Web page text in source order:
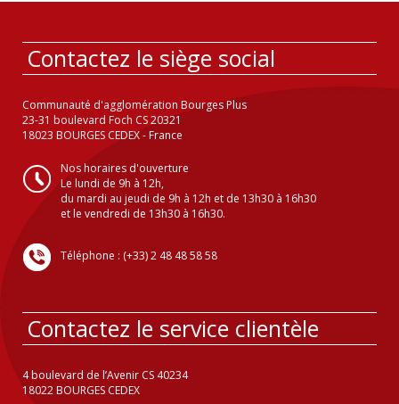
Contactez le siège social
Communauté d'agglomération Bourges Plus
23-31 boulevard Foch CS 20321
18023 BOURGES CEDEX - France
Nos horaires d'ouverture
Le lundi de 9h à 12h,
du mardi au jeudi de 9h à 12h et de 13h30 à 16h30
et le vendredi de 13h30 à 16h30.
Téléphone : (+33) 2 48 48 58 58
Contactez le service clientèle
4 boulevard de l’Avenir CS 40234
18022 BOURGES CEDEX